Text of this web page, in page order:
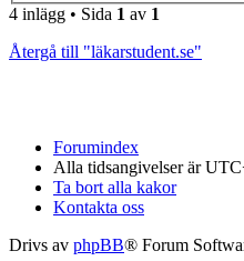
4 inlägg • Sida 1 av 1
Återgå till "läkarstudent.se"
Forumindex
Alla tidsangivelser är
Ta bort alla kakor
Kontakta oss
Drivs av phpBB® Forum